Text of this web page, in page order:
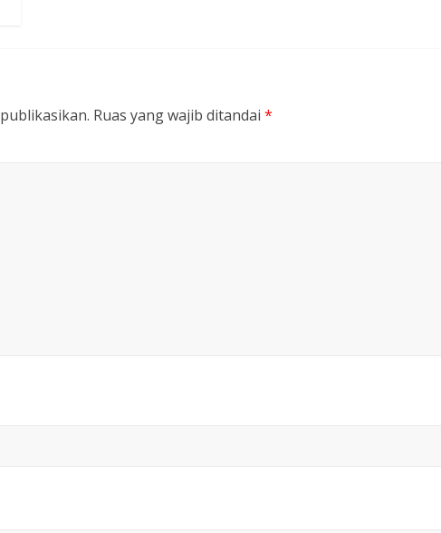
Ruas yang wajib ditandai *